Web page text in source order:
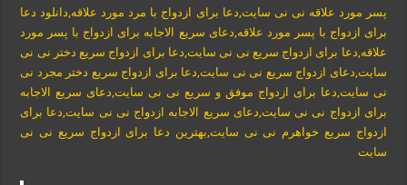
پسر مورد علاقه نی نی سایت,دعا برای ازدواج با مرد مورد علاقه,دانلود دعا
برای ازدواج با پسر مورد علاقه,دعای سریع الاجابه برای ازدواج با پسر مورد
علاقه,دعا برای ازدواج سریع نی نی سایت,دعا برای ازدواج سریع دختر نی نی
سایت,دعای ازدواج سریع نی نی سایت,دعا برای ازدواج سریع دختر مجرد نی
نی سایت,دعا برای ازدواج موفق و سریع نی نی سایت,دعای سریع الاجابه
برای ازدواج نی نی سایت,دعای سریع الاجابه ازدواج نی نی سایت,دعا برای
ازدواج سریع خواهرم نی نی سایت,بهترین دعا برای ازدواج سریع نی نی
سایت